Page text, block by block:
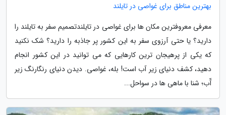
بهترین مناطق برای غواصی در تایلند
معرفی معروفترین مکان ها برای غواصی در تایلندتصمیم سفر به تایلند را
دارید؟ یا حتی آرزوی سفر به این کشور پر جاذبه را دارید؟ شک نکنید
که یکی از پرهیجان ترین کارهایی که می توانید در این کشور انجام
دهید، کشف دنیای زیر آب است! بله، غواصی. دیدن دنیای رنگارنگ زیر
آّب؛ شنا با ماهی ها در سواحل...